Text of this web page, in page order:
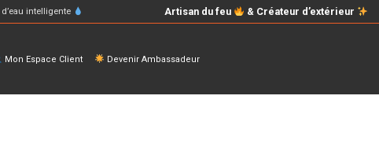
intelligente Artisan du feu & Créateur d’extérieur
Mon Espace Client Devenir Ambassadeur